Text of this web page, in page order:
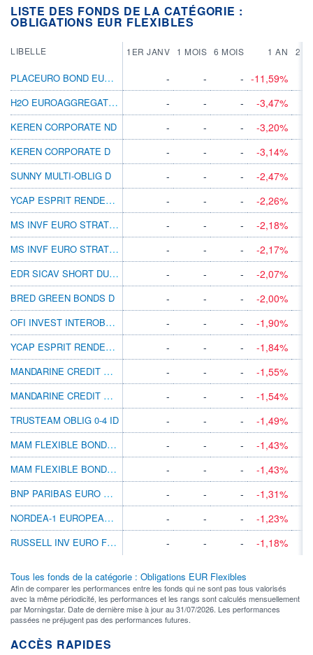
LISTE DES FONDS DE LA CATÉGORIE :
OBLIGATIONS EUR FLEXIBLES
LIBELLE 1ER JANV 1 MOIS 6 MOIS 1 AN 2
PLACEURO BOND EURO D - - - -11,59%
H2O EUROAGGREGATE SI-A
- - - -3,47%
KEREN CORPORATE ND - - - -3,20%
KEREN CORPORATE D - - - -3,14%
SUNNY MULTI-OBLIG D - - -
-2,47%
YCAP ESPRIT RENDEMENT C EUR ACC
- - -
-2,26%
MS INVF EURO STRATEGIC BOND B
- - -
-2,18%
MS INVF EURO STRATEGIC BOND BX
- - -
-2,17%
EDR SICAV SHORT DURATION CREDIT K EUR
- - - -2,07%
BRED GREEN BONDS D - - -
-2,00%
OFI INVEST INTEROBLIG
- - -
-1,90%
YCAP ESPRIT RENDEMENT A EUR ACC
- - -
-1,84%
MANDARINE CREDIT OPPORTUNITIES C
- - -
-1,55%
MANDARINE CREDIT OPPORTUNITIES D
- - - -1,54%
TRUSTEAM OBLIG 0-4 ID - - -
-1,49%
MAM FLEXIBLE BONDS C
- - -
-1,43%
MAM FLEXIBLE BONDS D
- - -
-1,43%
BNP PARIBAS EURO S/T CORP BD OPP X EUR D
- - -
-1,31%
NORDEA-1 EUROPEAN CROSS CREDIT E EUR
- - -
-1,23%
RUSSELL INV EURO FIXED INCOME S
- - - -1,18%
Tous les fonds de la catégorie : Obligations EUR Flexibles
Afin de comparer les performances entre les fonds qui ne sont pas tous valorisés
avec la même périodicité, les performances et les rangs sont calculés mensuellement
par Morningstar. Date de dernière mise à jour au 31/07/2026. Les performances
passées ne préjugent pas des performances futures.
ACCÈS RAPIDES